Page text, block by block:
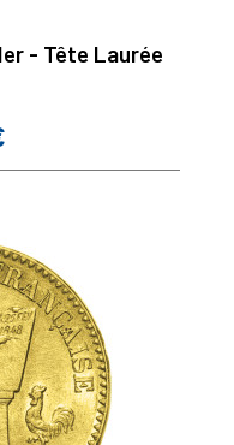
- Tête Laurée